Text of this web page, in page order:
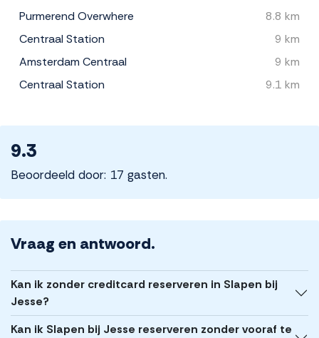
Purmerend Overwhere
8.8 km
Centraal Station
9 km
Amsterdam Centraal
9 km
Centraal Station
9.1 km
9.3
Beoordeeld door: 17 gasten.
Vraag en antwoord.
Kan ik zonder creditcard reserveren in Slapen bij
Jesse?
Kan ik Slapen bij Jesse reserveren zonder vooraf te